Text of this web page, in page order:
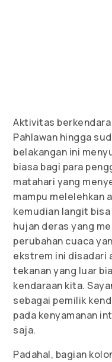
Aktivitas
Pahlawan hingga
belakangan ini
biasa bagi para
matahari yang
mampu melelehkan
kemudian langit
hujan deras yang
perubahan cuaca
ekstrem ini disadari
tekanan yang luar
kendaraan kita.
sebagai pemilik
pada kenyamanan
saja.
Padahal, bagian